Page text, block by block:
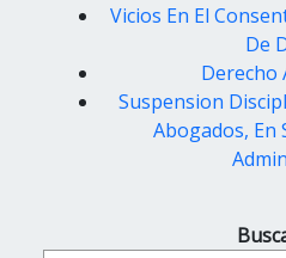
Vicios En El
De
Derecho
Suspension
Abogados, En